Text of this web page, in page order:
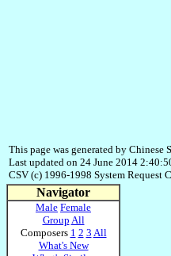
This page was generated by Chinese
Last updated on 24 June 2014
CSV (c) 1996-1998 System Request
Navigator
Male Female
Group All
Composers 1 2 3 All
What's New